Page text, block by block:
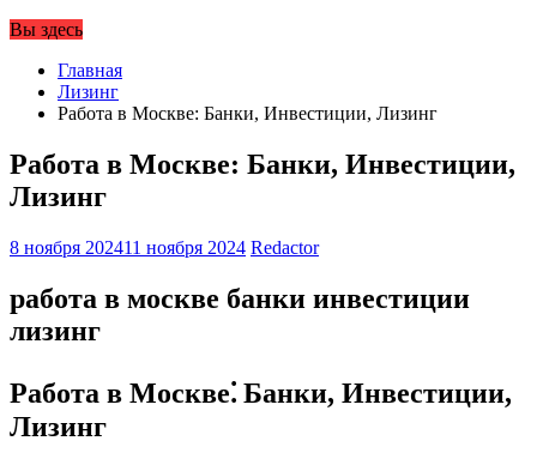
Вы здесь
Главная
Лизинг
Работа в Москве: Банки, Инвестиции, Лизинг
Работа в Москве: Банки, Инвестиции,
Лизинг
8 ноября 202411 ноября 2024 Redactor
работа в москве банки инвестиции
лизинг
Работа в Москве⁚ Банки, Инвестиции,
Лизинг